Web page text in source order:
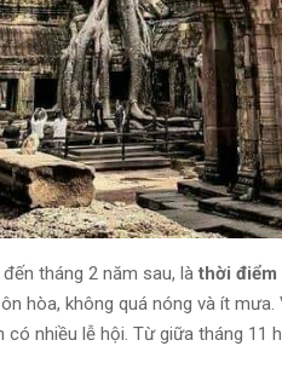
tháng 2 năm sau, là thời
hòa, không quá nóng và ít
có nhiều lễ hội. Từ giữa tháng 11